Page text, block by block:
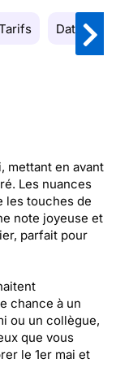
Date de
mettant en avant
Les nuances
les touches de
note joyeuse et
parfait pour
chance à un
ou un collègue,
que vous
le 1er mai et